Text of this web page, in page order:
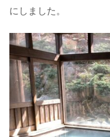
にしました。